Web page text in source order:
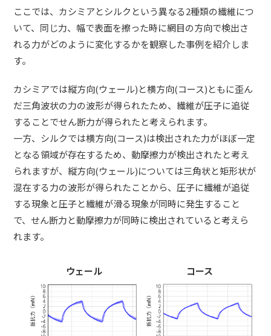
ここでは、カシミアとシルクという異なる2種類の繊維につ
いて、同じ力、幅で表面を擦った時に網目の方向で検出さ
れる力がどのように変化するかを観察した事例を紹介しま
す。
カシミアでは縦方向(ウェール)と横方向(コース)ともに歪ん
だ三角波状の力の波形が得られたため、繊維が圧子に追従
することでせん断力が得られたと考えられます。
一方、シルクでは横方向(コース)は検出された力がほぼ一定
となる領域が存在するため、動摩擦力が検出されたと考え
られますが、縦方向(ウェール)については三角状と矩形状が
混在する力の波形が得られたことから、圧子に繊維が追従
する現象と圧子と繊維が滑る現象が同時に発生すること
で、せん断力と動摩擦力が同時に検出されていると考えら
れます。
ウェール コース